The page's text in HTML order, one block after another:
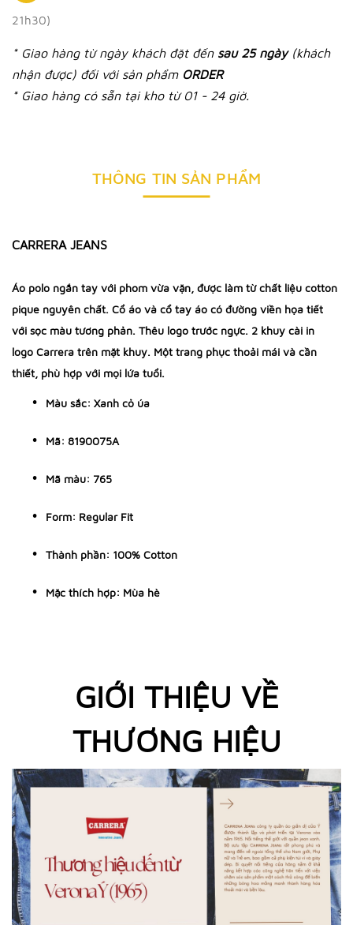
21h30)
* Giao hàng từ ngày khách đặt đến sau 25 ngày (khách
nhận được) đối với sản phẩm ORDER
* Giao hàng có sẵn tại kho từ 01 - 24 giờ.
THÔNG TIN SẢN PHẨM
CARRERA JEANS
Áo polo ngắn tay với phom vừa vặn, được làm từ chất liệu cotton
pique nguyên chất. Cổ áo và cổ tay áo có đường viền họa tiết
với sọc màu tương phản. Thêu logo trước ngực. 2 khuy cài in
logo Carrera trên mặt khuy. Một trang phục thoải mái và cần
thiết, phù hợp với mọi lứa tuổi.
Màu sắc: Xanh cỏ úa
Mã: 8190075A
Mã màu: 765
Form: Regular Fit
Thành phần: 100% Cotton
Mặc thích hợp: Mùa hè
GIỚI THIỆU VỀ
THƯƠNG HIỆU